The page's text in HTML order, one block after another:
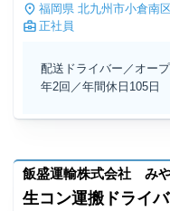
福岡県 北九州市小倉南
正社員
配送ドライバー／オー
年2回／年間休日105日
飯盛運輸株式会社 み
生コン運搬ドライ